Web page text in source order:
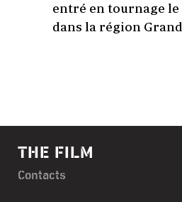
entré en tournage le
dans la région
THE FILM
Contacts